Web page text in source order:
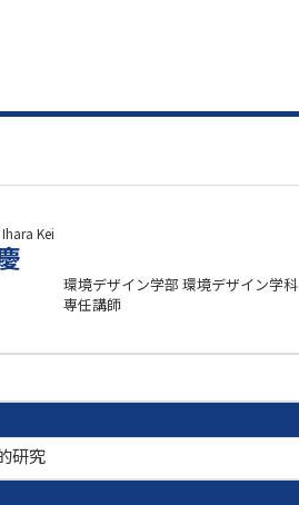
Ihara Kei
環境デザイン学部 環境デザイン学科
専任講師
研究